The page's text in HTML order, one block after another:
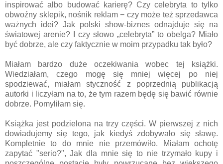
inspirować albo budować karierę? Czy celebryta to tylko
obwoźny sklepik, nośnik reklam − czy może też sprzedawca
ważnych idei? Jak polski show-biznes odnajduje się na
światowej arenie? I czy słowo „celebryta” to obelga? Miało
być dobrze, ale czy faktycznie w moim przypadku tak było?
Miałam bardzo duże oczekiwania wobec tej książki.
Wiedziałam, czego mogę się mniej więcej po niej
spodziewać, miałam styczność z poprzednią publikacją
autorki i liczyłam na to, że tym razem będę się bawić równie
dobrze. Pomyliłam się.
Książka jest podzielona na trzy części. W pierwszej z nich
dowiadujemy się tego, jak kiedyś zdobywało się sławę.
Kompletnie to do mnie nie przemówiło. Miałam ochotę
zapytać "serio?", Jak dla mnie się to nie trzymało kupy i